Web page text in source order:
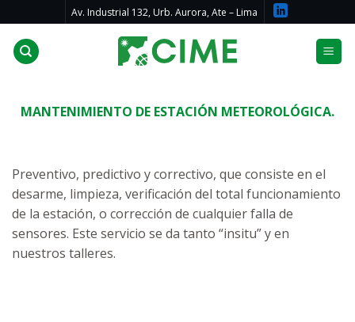
to
content
Av. Industrial 132, Urb. Aurora, Ate – Lima
MANTENIMIENTO DE ESTACIÓN METEOROLÓGICA.
Preventivo, predictivo y correctivo, que consiste en el
desarme, limpieza, verificación del total funcionamiento
de la estación, o corrección de cualquier falla de
sensores. Este servicio se da tanto “insitu” y en
nuestros talleres.